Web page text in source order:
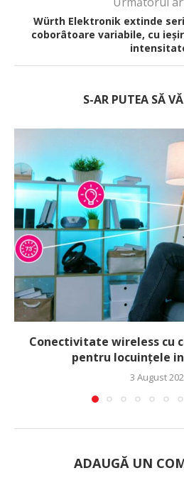
Würth Elektronik extinde
coborâtoare variabile, cu
S-AR PUTEA SĂ
Conectivitate wireless cu
pentru locuințele
3 August
ADAUGĂ UN